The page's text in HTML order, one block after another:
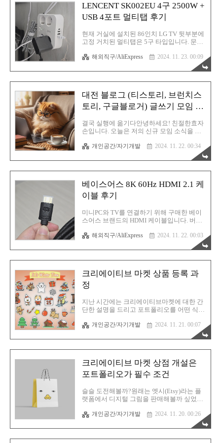
AI 하면 대표적으로 미드저니가 있는데 이건
또 유료고요. 대부분의 AI는 무료가 잘 없
죠. 하지만 고맙게도 윈도우에 기본 탑재되
어 있는 코파일럿 AI는 이미지도 생성시켜
줍니다. 성능이 그리 뛰어나지는 않지만 블
로그용 썸네일을 만드는 데는 참 이것만 한
AI는 없다고 생각합니다. 무료 중에서 말입
니다. 사용 방법도 정말 쉬워요. 한글 윈도우
의 경우 그냥 편하게 한글 프..
LENCENT SK002EU 4구 2500W +
USB 4포트 멀티탭 후기
현재 거실에 설치된 86인치 LG TV 뒷부분에
고정 거치된 멀티탭은 5구 타입입니다. 문제
할 미니PC의 어댑터를 연결할 공간이 없습
니다. 따라서 멀티탭을 바꾸던지 추가로 멀
티탭을 하나 더 연결하는 방식을 택해야만
합니다. 멀티탭을 6구 타입 이상으로 교체하
상황이 발생! 이러면 문제가 더 골치아파질
가능성이 높습니다. 더구나 멀티탭의 위치가
하필 TV 벽걸이 브라켓의 정 중앙에 위치해
있기에 TV를 임시로 제거하지 않으면 작업
하기가 까다롭습니다. 그러므로 선택지는 역
시 하나 뿐입니다. 멀티탭을 하나 더 연결하
는 것이지요. 그렇게 구매한 렌센트 멀티탭!
EU 타입의 콘센트지만 신기하게도 이 브랜
드만 그런건지 모르겠는데 돼..
해외직구/AliExpress 2024. 11. 23. 00:09
대전 블로그 (티스토리, 브런치스
토리, 구글블로거) 글쓰기 모임 개
결국 실행에 옮기다안녕하세요! 친절한효자
손입니다. 오늘은 저의 신규 모임 소식을 전
래 원데이 클래스 형태로 서울에서 월 1회씩
모임을 했었죠? 유료로 말입니다. 솔직히 저
는 대전인인데 서울까지 왔다 갔다 하는 그
준비며 이동 시간과 노오려억을 생각하면 적
요. 무더위를 핑계로 잠깐 활동을 접었다가
다시 오픈을 하려 했으나, 저가 이제는 프리
랜서가 아니에요. 이제는 직장인! 그래서 더
더욱 서울로 가기가 힘들어졌습니다. 그래
서! 그냥 제 본토인 대전에서! 모임을 열어볼
생각입니다. 원데이 클래스가 아니라 블로그
글쓰기를 위한 그런 단순한 모임이에요. 물
론 모임에 나오면 약간은 알려드릴 수 있죠
잉! 모임은 소모임 앱으로 만들었습니다..
개인공간/자기개발 2024. 11. 22. 00:34
베이스어스 8K 60Hz HDMI 2.1 케
이블 후기
미니PC와 TV를 연결하기 위해 구매한 베이
스어스 브랜드의 HDMI 케이블입니다. 버전
48Gbps죠. 따라서 그 어떤 디바이스에서 사
용해도 너무 든든하다랄까요? 무서울게 없
는 겁니다. 미니 PC에 연결하기에는 부족함
없는 스팩이라고 할 수 있겠습니다. LG UHD
후기 LG UHD 4K 울트라 86UR9300KNA 86
인치 LED TV 후기역시 TV는 엘지인가요?
OLED로 넘어가면 삼성이 더 좋다는 이야기
가 있는데, 해상도와 화질 이전에 더 중요한
건 바로 크기! 혹시 거거익선이라는 말을 들
어보셨을까요? 못 들어봤다고요? 그럼 다
rgy0409.tistory.com일단 저희집 TV는 이겁
니다. 드디어 구매..
해외직구/AliExpress 2024. 11. 22. 00:03
크리에이티브 마켓 상품 등록 과
정
지난 시간에는 크리에이티브마켓에 대한 간
단한 설명을 드리고 포트폴리오를 어떤 식으
시 궁금하시다면 아래의 글을 참고하시면 됩
니다. 크리에이티브 마켓 상점 개설은 포트
폴리오가 필수 조건 크리에이티브 마켓 상점
개설은 포트폴리오가 필수 조건슬슬 도전해
지털 그림을 판매해볼까 싶었는데 애석하게
도 이제 한국인 가입이 막혀버렸다는 슬픈
소식을 전해들었습니다. 그렇다면 다음 선택
지는 딱rgy0409.tistory.com핵심은 포폴 완성
이죠. 이제 크리에이티브 마켓의 본인 상점
에 상품을 등록하는 과정입니다. 크리에이티
브 마켓에 로그인 완료 후 우측 상단에 보시
면 상점 모양 아이콘이 있습니다. 클릭 후
Add a new product 로..
개인공간/자기개발 2024. 11. 21. 00:07
크리에이티브 마켓 상점 개설은
포트폴리오가 필수 조건
슬슬 도전해볼까?원래는 엣시(Etsy)라는 플
랫폼에서 디지털 그림을 판매해볼까 싶었는
다는 슬픈 소식을 전해들었습니다. 그렇다면
다음 선택지는 딱 정해졌지요? 크리에이티
브 마켓 (Creative Market) 이라는 곳에서 상
점을 개설하고 디지털 그림을 판매할 수 있
개인공간/자기개발 2024. 11. 20. 00:26